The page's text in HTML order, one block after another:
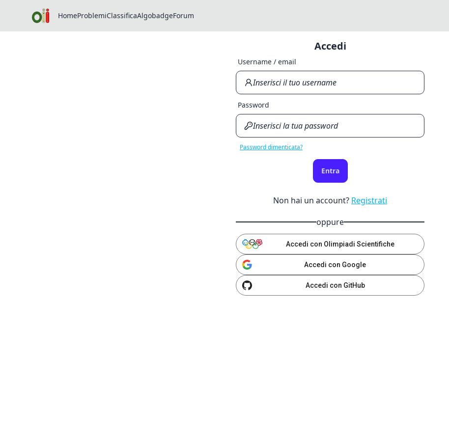
HomeProblemiClassificaAlgobadgeForum
Accedi
Username / email
Password
Password dimenticata?
Entra
Non hai un account? Registrati
oppure
Accedi con Olimpiadi Scientifiche
Accedi con Google
Accedi con GitHub